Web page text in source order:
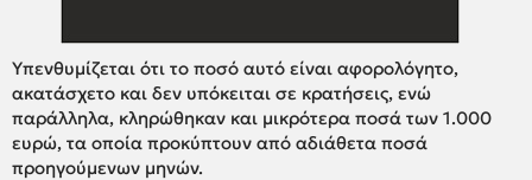
Υπενθυμίζεται ότι το ποσό αυτό είναι αφορολόγητο,
ακατάσχετο και δεν υπόκειται σε κρατήσεις, ενώ
παράλληλα, κληρώθηκαν και μικρότερα ποσά των 1.000
ευρώ, τα οποία προκύπτουν από αδιάθετα ποσά
προηγούμενων μηνών.